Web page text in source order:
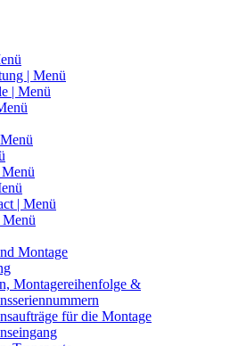
| Menü
| Menü
Menü
| Menü
Montage
Montagereihenfolge &
für die Montage